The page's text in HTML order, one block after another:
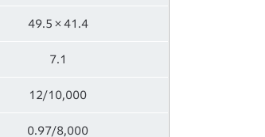
49.5×41.4
7.1
12/10,000
0.97/8,000